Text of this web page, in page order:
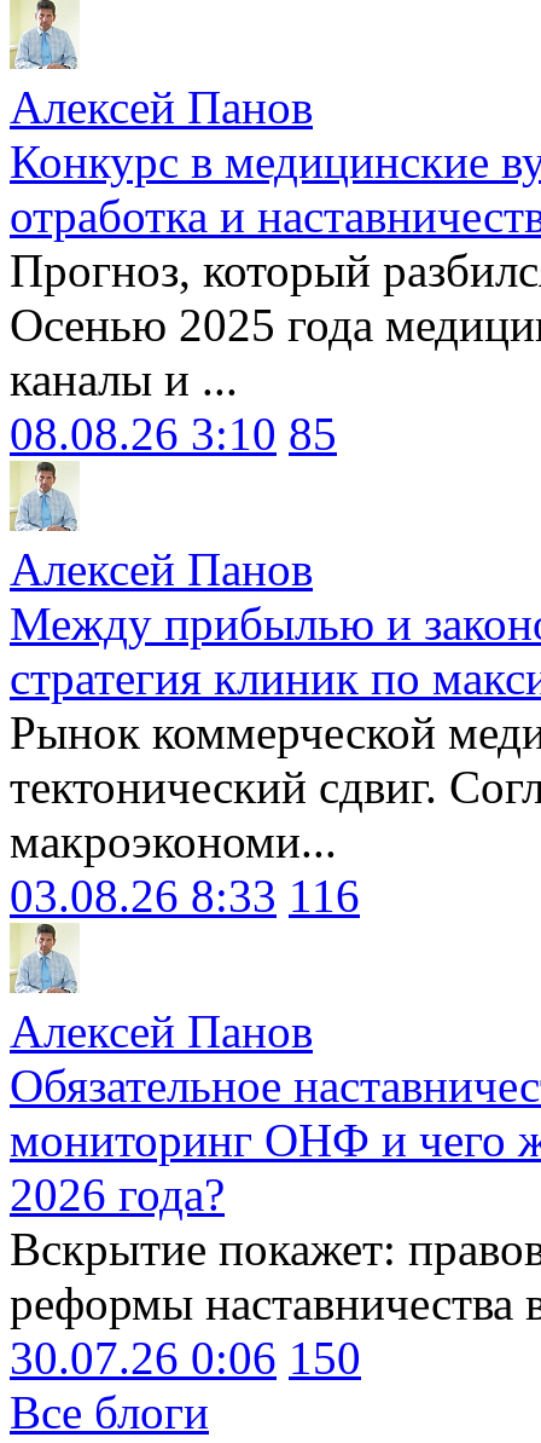
Алексей Панов
Конкурс в медицинские
отработка и
Прогноз, который
Осенью 2025 года
каналы и ...
08.08.26 3:10 85
Алексей Панов
Между прибылью и
стратегия клиник по
Рынок коммерческой
тектонический сдвиг.
макроэкономи...
03.08.26 8:33 116
Алексей Панов
Обязательное
мониторинг ОНФ и чего
2026 года?
Вскрытие покажет:
реформы наставничества
30.07.26 0:06 150
Все блоги